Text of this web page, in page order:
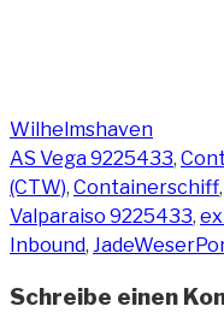
Wilhelmshaven
AS Vega 9225433,
(CTW), Containerschiff,
Valparaiso 9225433,
Inbound,
Schreibe einen